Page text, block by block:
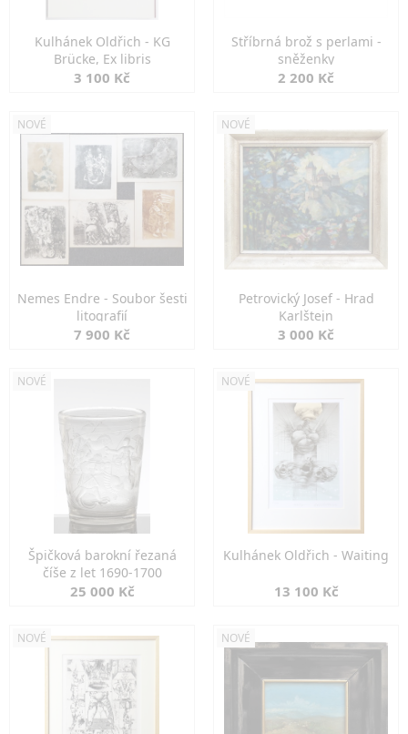
Kulhánek Oldřich - KG
Brücke, Ex libris
3 100 Kč
Stříbrná brož s perlami -
sněženky
2 200 Kč
NOVÉ
Nemes Endre - Soubor šesti
litografií
7 900 Kč
NOVÉ
Petrovický Josef - Hrad
Karlštejn
3 000 Kč
NOVÉ
Špičková barokní řezaná
číše z let 1690-1700
25 000 Kč
NOVÉ
Kulhánek Oldřich - Waiting
13 100 Kč
NOVÉ NOVÉ